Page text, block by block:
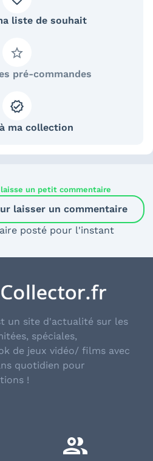
liste de souhait
pré-commandes
ma collection
laisse un petit commentaire
laisser un commentaire
posté pour l'instant
un site d'actualité sur les
spéciales,
de jeux vidéo/ films avec
quotidien pour
!